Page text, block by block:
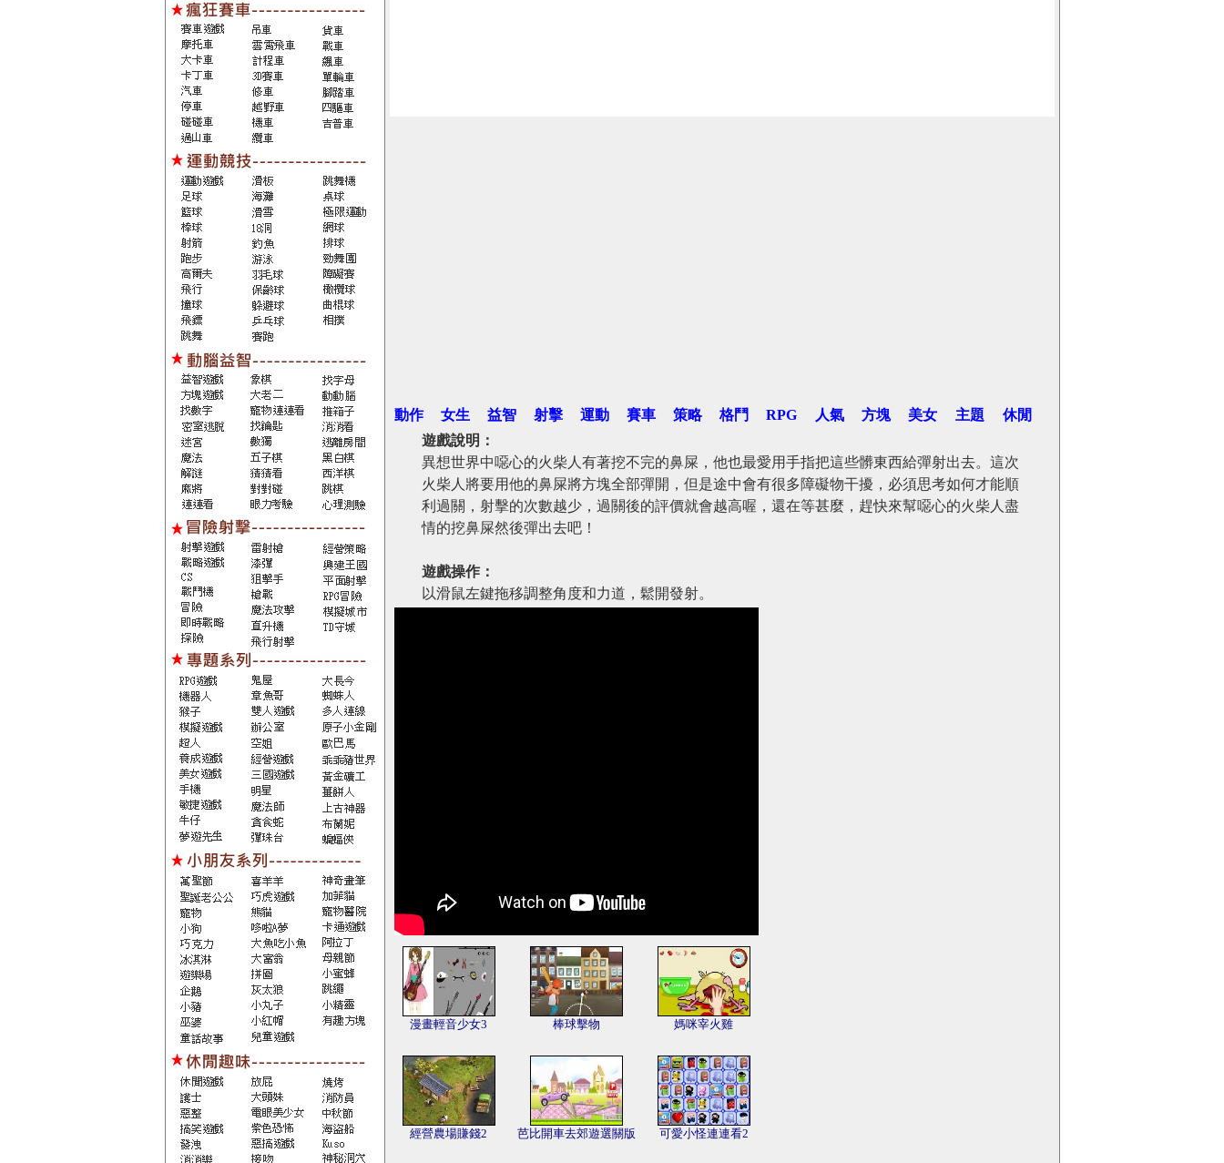
動作 女生 益智 射擊 運動 賽車 策略 格鬥 RPG 人氣 方塊 美女 主題
休閒
遊戲說明：
異想世界中噁心的火柴人有著挖不完的鼻屎，他也最愛用手指把這些髒東西給彈射出去。這次
火柴人將要用他的鼻屎將方塊全部彈開，但是途中會有很多障礙物干擾，必須思考如何才能順
利過關，射擊的次數越少，過關後的評價就會越高喔，還在等甚麼，趕快來幫噁心的火柴人盡
情的挖鼻屎然後彈出去吧！
遊戲操作：
以滑鼠左鍵拖移調整角度和力道，鬆開發射。
漫畫輕音少女3 棒球擊物 媽咪宰火雞
經營農場賺錢2 芭比開車去郊遊選關版 可愛小怪連連看2